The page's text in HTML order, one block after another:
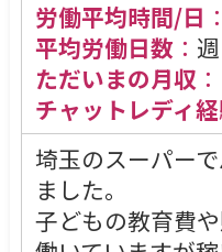
労働平均時間/日 ：
平均労働日数 ：
ただいまの月収：
チャットレディ
埼玉のスーパー
ました。
子どもの教育費